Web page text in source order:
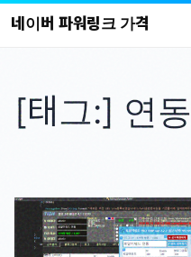
콘
네이버 파워링크 가격
[태그:] 연동